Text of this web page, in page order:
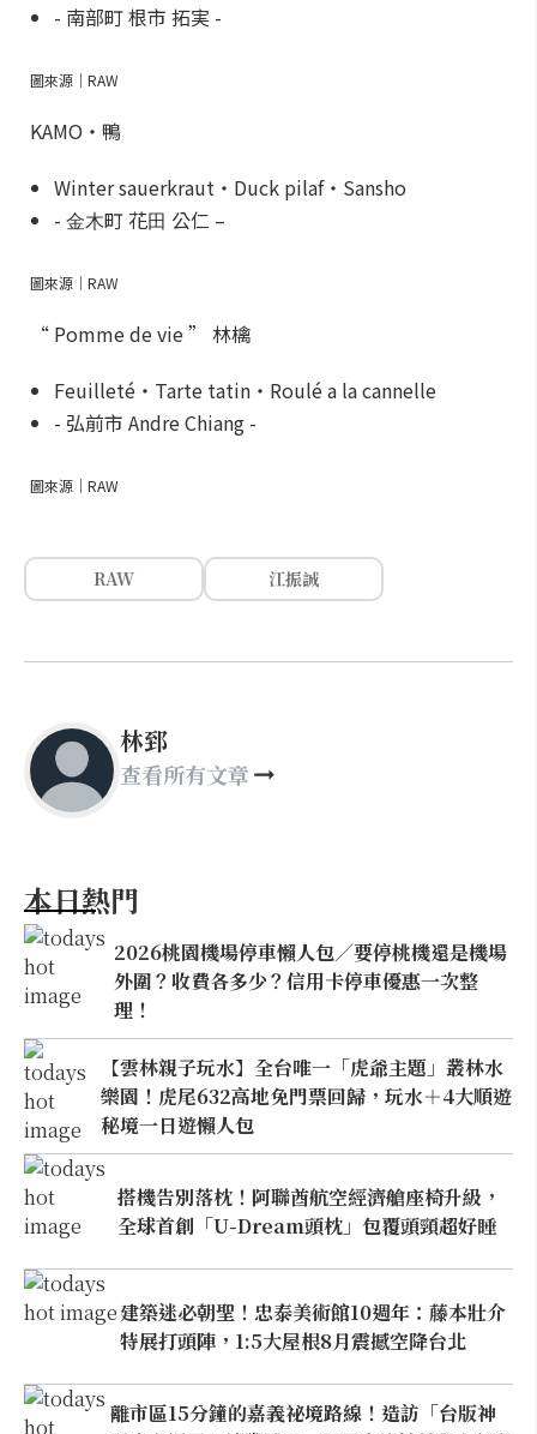
- 南部町 根市 拓実 -
圖來源｜RAW
KAMO・鴨
Winter sauerkraut・Duck pilaf・Sansho
- ⾦⽊町 花⽥ 公仁 –
圖來源｜RAW
“ Pomme de vie ” 林檎
Feuilleté・Tarte tatin・Roulé a la cannelle
- 弘前市 Andre Chiang -
圖來源｜RAW
RAW 江振誠
林郅
查看所有文章
本日熱門
2026桃園機場停車懶人包／要停桃機還是機場
外圍？收費各多少？信用卡停車優惠一次整
理！
【雲林親子玩水】全台唯一「虎爺主題」叢林水
樂園！虎尾632高地免門票回歸，玩水＋4大順遊
秘境一日遊懶人包
搭機告別落枕！阿聯酋航空經濟艙座椅升級，
全球首創「U-Dream頭枕」包覆頭頸超好睡
建築迷必朝聖！忠泰美術館10週年：藤本壯介
特展打頭陣，1:5大屋根8月震撼空降台北
離市區15分鐘的嘉義祕境路線！造訪「台版神